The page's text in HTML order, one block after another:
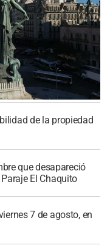
de la propiedad
que desapareció
El Chaquito
7 de agosto, en